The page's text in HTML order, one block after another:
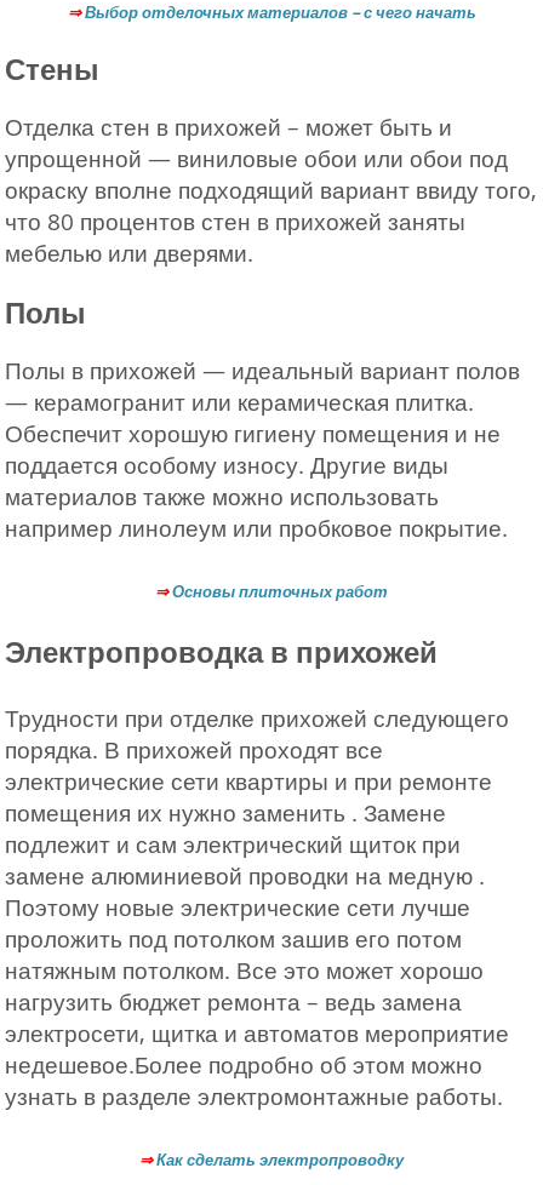
⇒Выбор отделочных материалов – с чего начать
Стены
Отделка стен в прихожей – может быть и
упрощенной — виниловые обои или обои под
окраску вполне подходящий вариант ввиду того,
что 80 процентов стен в прихожей заняты
мебелью или дверями.
Полы
Полы в прихожей — идеальный вариант полов
— керамогранит или керамическая плитка.
Обеспечит хорошую гигиену помещения и не
поддается особому износу. Другие виды
материалов также можно использовать
например линолеум или пробковое покрытие.
⇒Основы плиточных работ
Электропроводка в прихожей
Трудности при отделке прихожей следующего
порядка. В прихожей проходят все
электрические сети квартиры и при ремонте
помещения их нужно заменить . Замене
подлежит и сам электрический щиток при
замене алюминиевой проводки на медную .
Поэтому новые электрические сети лучше
проложить под потолком зашив его потом
натяжным потолком. Все это может хорошо
нагрузить бюджет ремонта – ведь замена
электросети, щитка и автоматов мероприятие
недешевое.Более подробно об этом можно
узнать в разделе электромонтажные работы.
⇒Как сделать электропроводку